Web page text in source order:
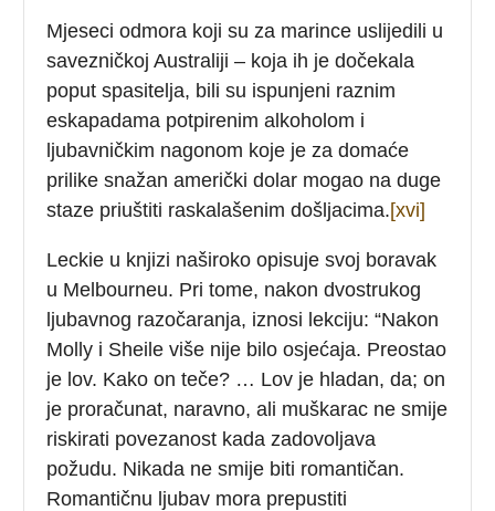
Mjeseci odmora koji su za marince uslijedili u
savezničkoj Australiji – koja ih je dočekala
poput spasitelja, bili su ispunjeni raznim
eskapadama potpirenim alkoholom i
ljubavničkim nagonom koje je za domaće
prilike snažan američki dolar mogao na duge
staze priuštiti raskalašenim došljacima.[xvi]
Leckie u knjizi naširoko opisuje svoj boravak
u Melbourneu. Pri tome, nakon dvostrukog
ljubavnog razočaranja, iznosi lekciju: “Nakon
Molly i Sheile više nije bilo osjećaja. Preostao
je lov. Kako on teče? … Lov je hladan, da; on
je proračunat, naravno, ali muškarac ne smije
riskirati povezanost kada zadovoljava
požudu. Nikada ne smije biti romantičan.
Romantičnu ljubav mora prepustiti